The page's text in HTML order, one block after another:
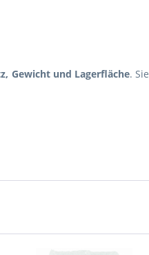
Gewicht und Lagerfläche. Sie